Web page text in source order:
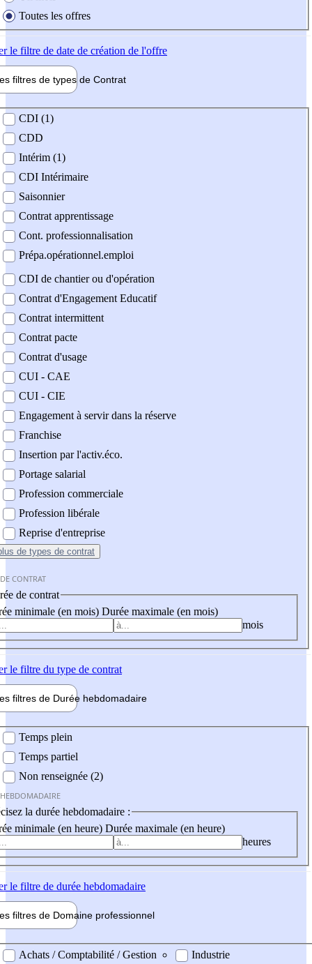
Toutes les offres
le filtre de date de création de l'offre
filtres de types de Contrat
contrat
CDI (1)
CDD
Intérim (1)
CDI Intérimaire
Saisonnier
Contrat apprentissage
Cont. professionnalisation
Prépa.opérationnel.emploi
CDI de chantier ou d'opération
Contrat d'Engagement Educatif
Contrat intermittent
Contrat pacte
Contrat d'usage
CUI - CAE
CUI - CIE
Engagement à servir dans la réserve
Franchise
Insertion par l'activ.éco.
Portage salarial
Profession commerciale
Profession libérale
Reprise d'entreprise
de types de contrat
CONTRAT
de contrat
minimale (en mois) Durée maximale (en mois)
mois
le filtre du type de contrat
filtres de Durée hebdomadaire
Temps plein
Temps partiel
Non renseignée (2)
la durée hebdomadaire :
minimale (en heure) Durée maximale (en heure)
heures
le filtre de durée hebdomadaire
filtres de Domaine professionnel
professionel
Achats / Comptabilité / Gestion
Industrie